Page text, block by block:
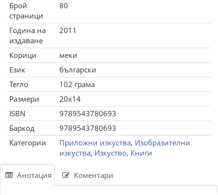
Брой
страници
80
Година на
издаване
2011
Корици
меки
Език
български
Тегло
102 грама
Размери
20x14
ISBN
9789543780693
Баркод
9789543780693
Категории
Приложни изкуства, Изобразителни
изкуства, Изкуство, Книги
Анотация Коментари